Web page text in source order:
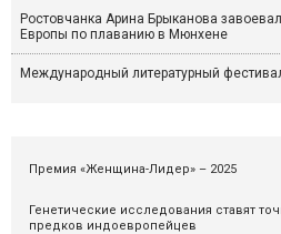
Ростовчанка Арина Брыканова
Европы по плаванию в Мюнхене
Международный литературный
Премия «Женщина-Лидер» – 2025
Генетические исследования ставят
предков индоевропейцев